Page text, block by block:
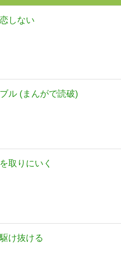
しない
ル (まんがで読破)
取りにいく
け抜ける